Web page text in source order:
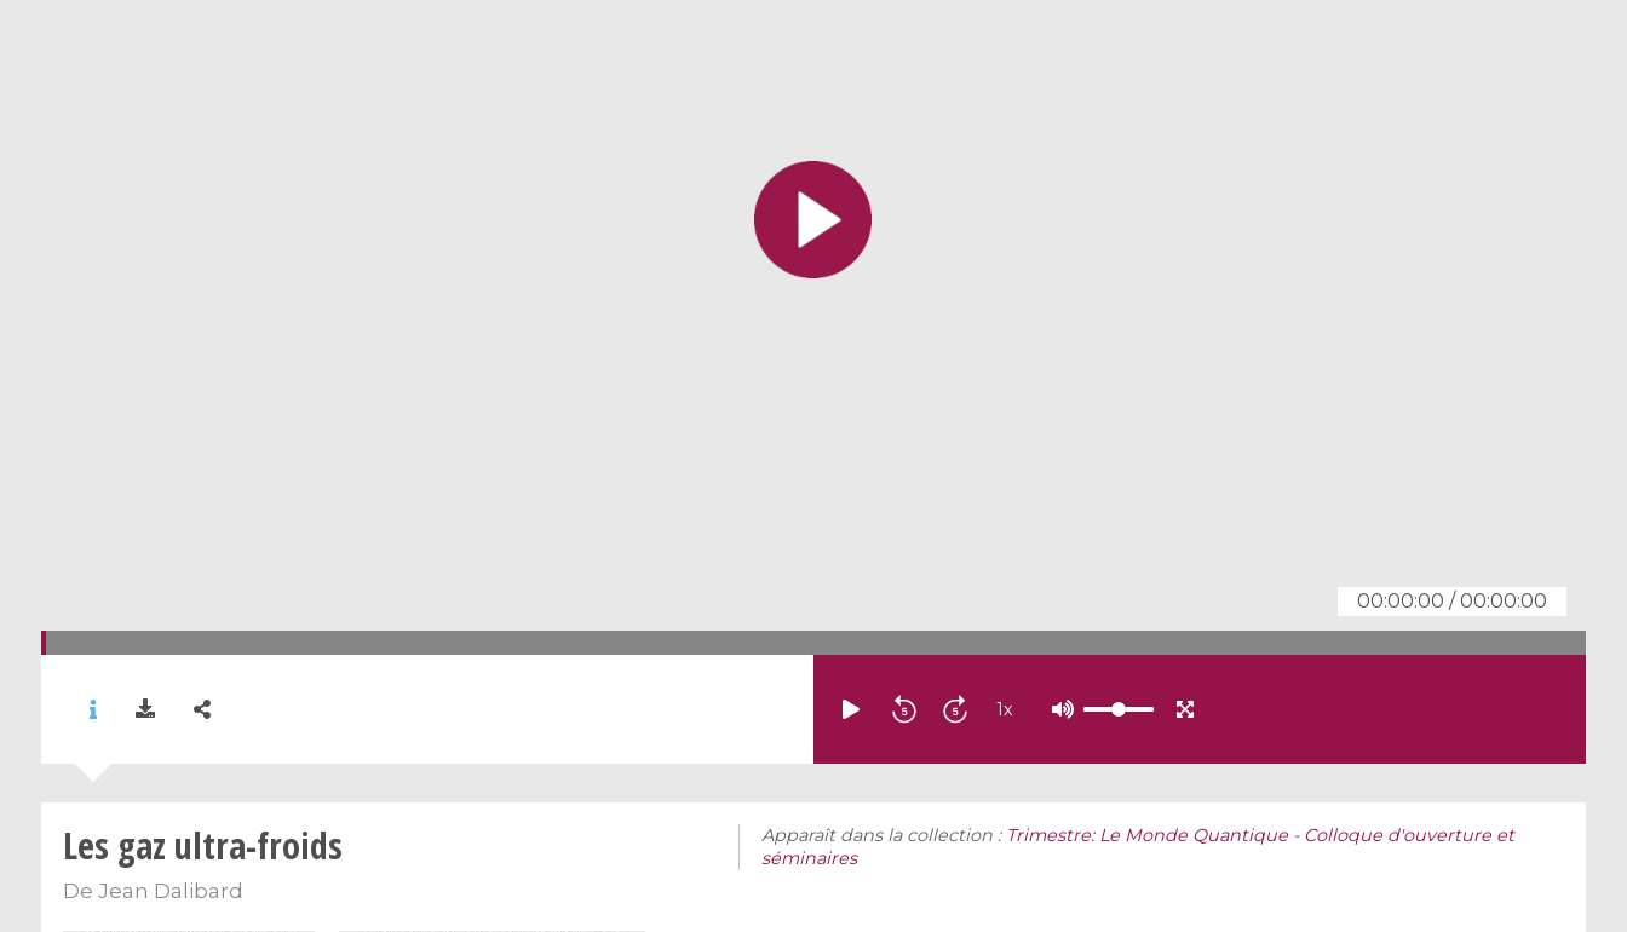
Toutes les collections
Tous les instituts
00:00:00 /00:00:00
1x
Les gaz ultra-froids
De Jean Dalibard
Apparaît dans la collection : Trimestre: Le Monde Quantique - Colloque d'ouverture et
séminaires